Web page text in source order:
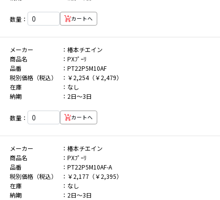
数量： カートへ
メーカー
椿本チエイン
商品名
PXﾌﾟｰﾘ
品番
PT22P5M10AF
税別価格（税込）
￥2,254（￥2,479）
在庫
なし
納期
2日～3日
数量： カートへ
メーカー
椿本チエイン
商品名
PXﾌﾟｰﾘ
品番
PT22P5M10AF-A
税別価格（税込）
￥2,177（￥2,395）
在庫
なし
納期
2日～3日